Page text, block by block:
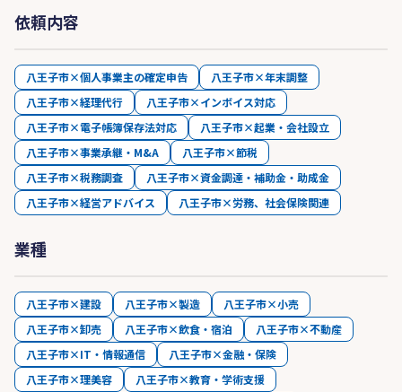
依頼内容
八王子市×個人事業主の確定申告
八王子市×年末調整
八王子市×経理代行
八王子市×インボイス対応
八王子市×電子帳簿保存法対応
八王子市×起業・会社設立
八王子市×事業承継・M&A
八王子市×節税
八王子市×税務調査
八王子市×資金調達・補助金・助成金
八王子市×経営アドバイス
八王子市×労務、社会保険関連
業種
八王子市×建設 八王子市×製造
八王子市×小売
八王子市×卸売
八王子市×飲食・宿泊
八王子市×不動産
八王子市×IT・情報通信
八王子市×金融・保険
八王子市×理美容
八王子市×教育・学術支援